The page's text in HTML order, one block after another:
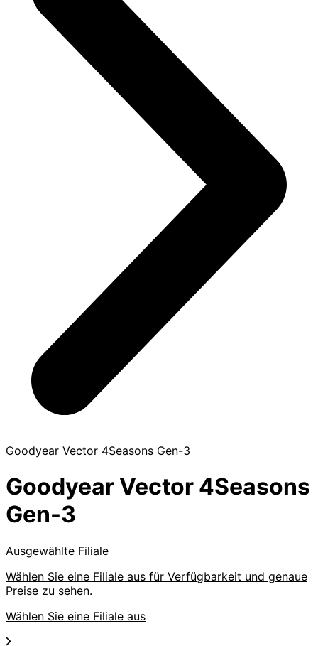
Goodyear Vector 4Seasons Gen-3
Goodyear Vector 4Seasons
Gen-3
Ausgewählte Filiale
Wählen Sie eine Filiale aus für Verfügbarkeit und genaue
Preise zu sehen.
Wählen Sie eine Filiale aus